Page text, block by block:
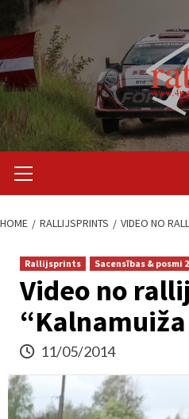
content
Menu
HOME RALLIJSPRINTS VIDEO NO
Rallijsprints Sacensības & posmi
Video no
11/05/2014